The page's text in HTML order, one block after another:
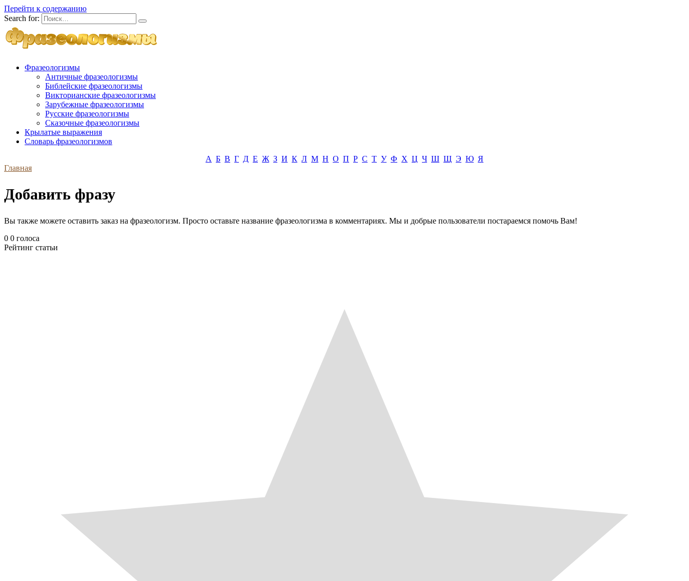
Перейти к содержанию
Search for:
Фразеологизмы
Античные фразеологизмы
Библейские фразеологизмы
Викторианские фразеологизмы
Зарубежные фразеологизмы
Русские фразеологизмы
Сказочные фразеологизмы
Крылатые выражения
Словарь фразеологизмов
А Б В Г Д Е Ж З И К Л М Н О П Р С Т У Ф Х Ц Ч Ш Щ Э Ю Я
Главная
Добавить фразу
Вы также можете оставить заказ на фразеологизм. Просто оставьте название фразеологизма в комментариях. Мы и добрые пользователи постараемся помочь Вам!
0 0 голоса
Рейтинг статьи